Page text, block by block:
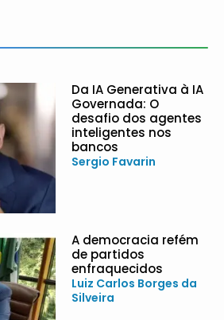
Da IA Generativa à IA
Governada: O
desafio dos agentes
inteligentes nos
bancos
Sergio Favarin
A democracia refém
de partidos
enfraquecidos
Luiz Carlos Borges da
Silveira